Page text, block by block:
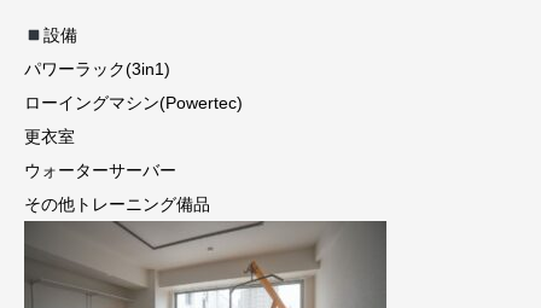
設備
パワーラック(3in1)
ローイングマシン(Powertec)
更衣室
ウォーターサーバー
その他トレーニング備品